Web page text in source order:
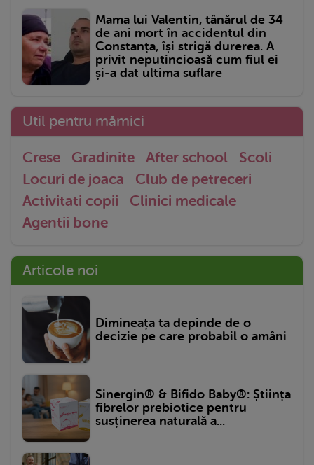
Mama lui Valentin, tânărul de 34
de ani mort în accidentul din
Constanța, își strigă durerea. A
privit neputincioasă cum fiul ei
și-a dat ultima suflare
Util pentru mămici
Crese Gradinite After school
Scoli
Locuri de joaca
Club de petreceri
Activitati copii
Clinici medicale
Agentii bone
Articole noi
Dimineața ta depinde de o
decizie pe care probabil o amâni
Sinergin® & Bifido Baby®: Știința
fibrelor prebiotice pentru
susținerea naturală a...